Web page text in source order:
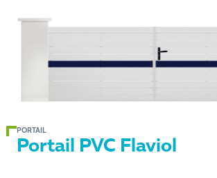
PORTAIL
Portail PVC Flaviol